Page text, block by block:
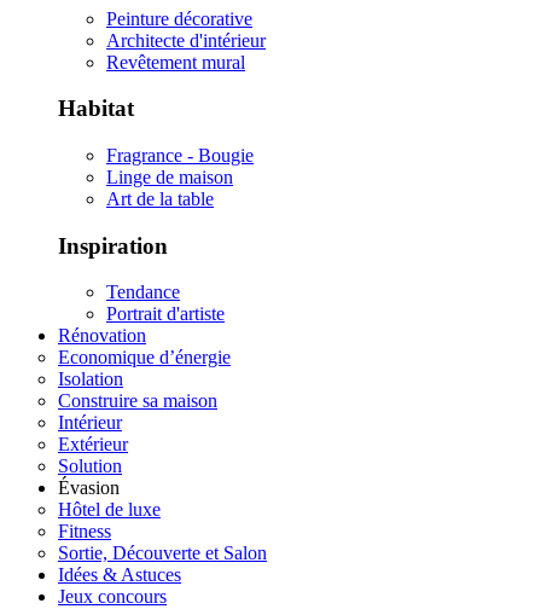
Peinture décorative
Architecte d'intérieur
Revêtement mural
Habitat
Fragrance - Bougie
Linge de maison
Art de la table
Inspiration
Tendance
Portrait d'artiste
Rénovation
Economique d’énergie
Isolation
Construire sa maison
Intérieur
Extérieur
Solution
Évasion
Hôtel de luxe
Fitness
Sortie, Découverte et Salon
Idées & Astuces
Jeux concours